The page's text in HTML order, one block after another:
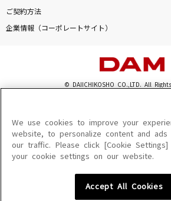
ご契約方法
企業情報（コーポレートサイト）
© DAIICHIKOSHO CO.,LTD. All Rights
このサイトに掲載されている一切の文章・画像・写真
を問わず、著作権法の定める範囲を超えて無断で複製、
を禁じます。
楽曲及びコンテンツは、機種によりご利用いただけない
楽曲及びコンテンツの配信日、配信内容が変更になる場
We use cookies to improve your
website, to personalize content and ads
our traffic. Please click [Cookie Settings]
your cookie settings on our website.
Accept All Cookies